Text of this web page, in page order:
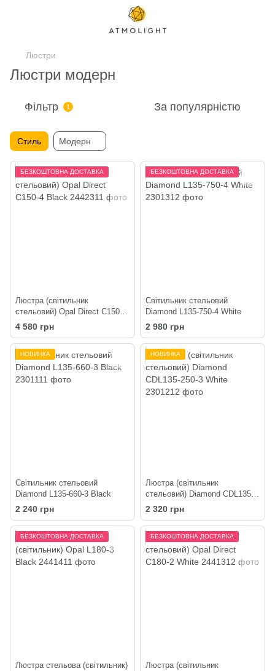
Люстри
Люстри модерн
Фільтр 1 За популярністю
Стиль Модерн
БЕЗКОШТОВНА ДОСТАВКА
Люстра (світильник
стельовий) Opal Direct C150-4
Black
4 580 грн
БЕЗКОШТОВНА ДОСТАВКА
Світильник стельовий
Diamond L135-750-4 White
2 980 грн
НОВИНКА
Світильник стельовий
Diamond L135-660-3 Black
2 240 грн
НОВИНКА
Люстра (світильник
стельовий) Diamond CDL135-
250-3 White
2 320 грн
БЕЗКОШТОВНА ДОСТАВКА
Люстра стельова (світильник)
БЕЗКОШТОВНА ДОСТАВКА
Люстра (світильник